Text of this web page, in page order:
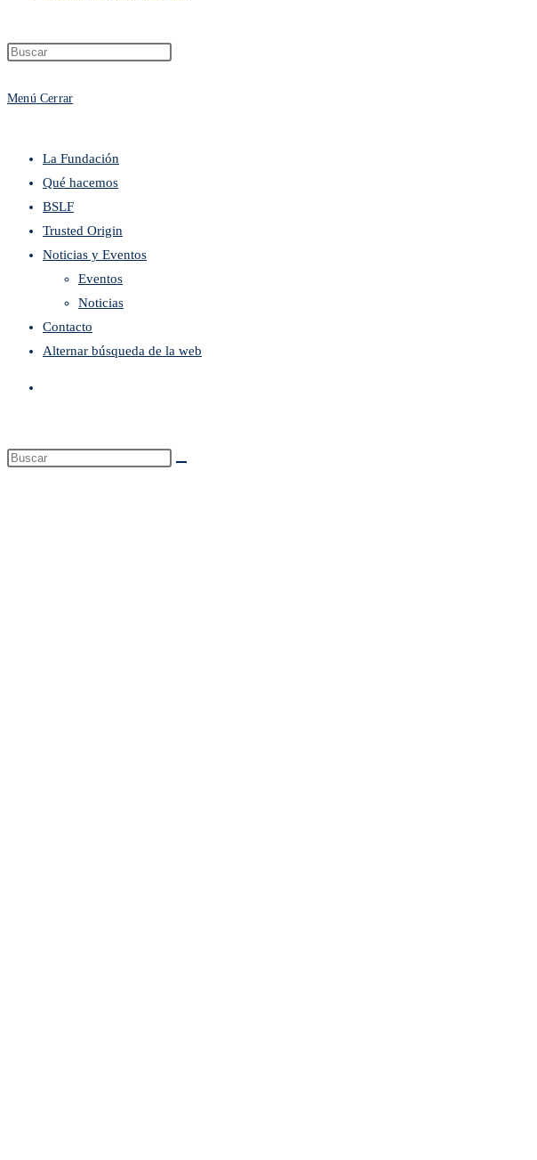
Menú Cerrar
La Fundación
Qué hacemos
BSLF
Trusted Origin
Noticias y Eventos
Eventos
Noticias
Contacto
Alternar búsqueda de la web